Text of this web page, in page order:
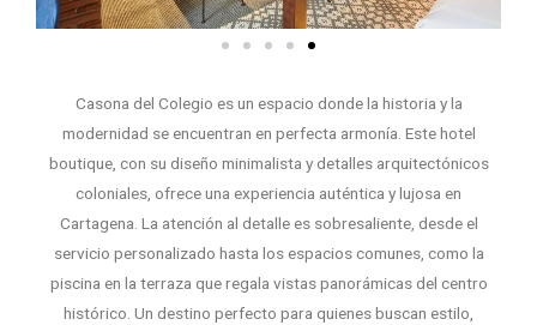
Casona del Colegio es un espacio donde la historia y la
modernidad se encuentran en perfecta armonía. Este hotel
boutique, con su diseño minimalista y detalles arquitectónicos
coloniales, ofrece una experiencia auténtica y lujosa en
Cartagena. La atención al detalle es sobresaliente, desde el
servicio personalizado hasta los espacios comunes, como la
piscina en la terraza que regala vistas panorámicas del centro
histórico. Un destino perfecto para quienes buscan estilo,